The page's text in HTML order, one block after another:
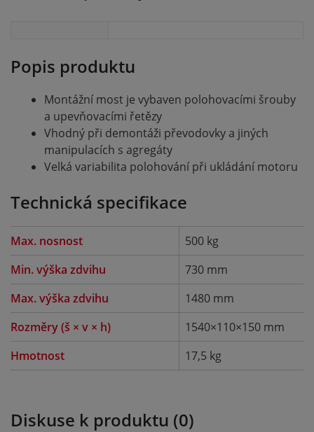
Popis produktu
Montážní most je vybaven polohovacími šrouby
a upevňovacími řetězy
Vhodný při demontáži převodovky a jiných
manipulacích s agregáty
Velká variabilita polohování při ukládání motoru
Technická specifikace
Max. nosnost
500 kg
Min. výška zdvihu
730 mm
Max. výška zdvihu
1480 mm
Rozměry (š × v × h)
1540×110×150 mm
Hmotnost
17,5 kg
Diskuse k produktu (0)